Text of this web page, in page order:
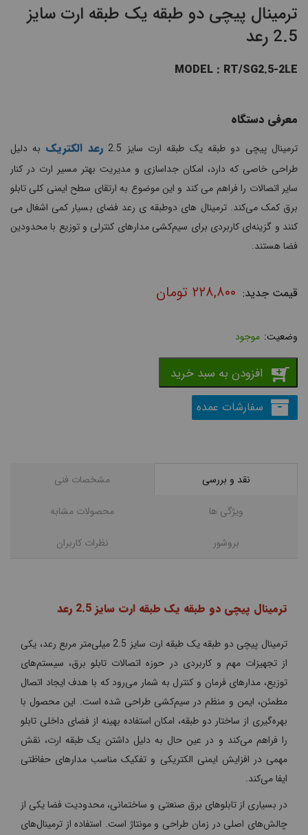
ترمینال پیچی دو طبقه یک طبقه ارت سایز
2.5 رعد
MODEL : RT/SG2.5-2LE
معرفی دستگاه
ترمینال پیچی دو طبقه یک طبقه ارت سایز 2.5 رعد الکتریک به دلیل
طراحی خاصی که دارد، امکان جداسازی و مدیریت بهتر مسیر ارت در کنار
سایر اتصالات را فراهم می کند و این موضوع به ارتقای سطح ایمنی کلی تابلو
برق کمک می‌کند. ترمینال های دوطبقه ی رعد فضای بسیار کمی اشغال می
کنند و گزینه‌ای کاربردی برای سیم‌کشی مدارهای کنترلی و توزیع با محدودین
فضا هستند.
۲۲۸,۸۰۰ تومان
موجود
افزودن به سبد خرید
سفارشات عمده
نقد و بررسی مشخصات فنی
ویژگی ها محصولات مشابه
بروشور نظرات کاربران
ترمینال پیچی دو طبقه یک طبقه ارت سایز 2.5 رعد
ترمینال پیچی دو طبقه یک طبقه ارت سایز 2.5 میلی‌متر مربع رعد، یکی
از تجهیزات مهم و کاربردی در حوزه اتصالات تابلو برق، سیستم‌های
توزیع، مدارهای فرمان و کنترل به شمار می‌رود که با هدف ایجاد اتصال
مطمئن، ایمن و منظم در سیم‌کشی طراحی شده است. این محصول با
بهره‌گیری از ساختار دو طبقه، امکان استفاده بهینه از فضای داخلی تابلو
را فراهم می‌کند و در عین حال به دلیل داشتن یک طبقه ارت، نقش
مهمی در افزایش ایمنی الکتریکی و تفکیک مناسب مدارهای حفاظتی
ایفا می‌کند.
در بسیاری از تابلوهای برق صنعتی و ساختمانی، محدودیت فضا یکی از
چالش‌های اصلی در زمان طراحی و مونتاژ است. استفاده از ترمینال‌های